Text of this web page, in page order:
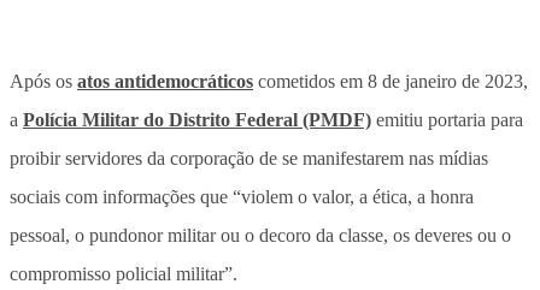
Após os atos antidemocráticos cometidos em 8 de janeiro de 2023,
a Polícia Militar do Distrito Federal (PMDF) emitiu portaria para
proibir servidores da corporação de se manifestarem nas mídias
sociais com informações que “violem o valor, a ética, a honra
pessoal, o pundonor militar ou o decoro da classe, os deveres ou o
compromisso policial militar”.